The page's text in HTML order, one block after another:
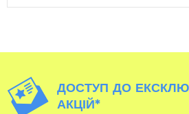
ДОСТУП ДО
АКЦІЙ*